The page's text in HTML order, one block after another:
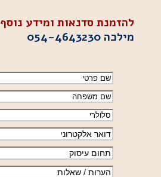
להזמנת סדנאות ומידע נוסף
מילכה 054-4643230